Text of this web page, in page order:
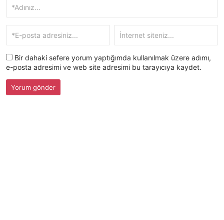
Bir dahaki sefere yorum yaptığımda kullanılmak üzere adımı,
e-posta adresimi ve web site adresimi bu tarayıcıya kaydet.